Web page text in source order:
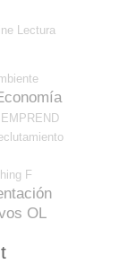
Lectura
EMPREND
F
OL